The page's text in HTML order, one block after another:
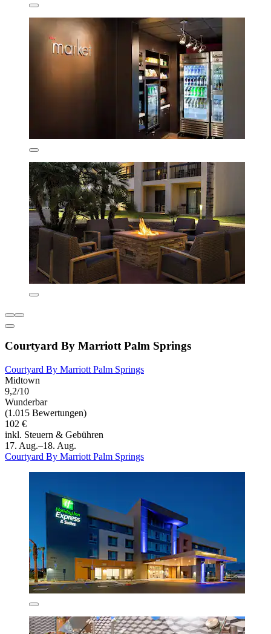
Courtyard By Marriott Palm Springs
Courtyard By Marriott Palm Springs
Midtown
9,2/10
Wunderbar
(1.015 Bewertungen)
102 €
inkl. Steuern & Gebühren
17. Aug.–18. Aug.
Courtyard By Marriott Palm Springs